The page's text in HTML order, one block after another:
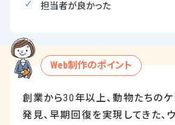
担当者が良かった
Web制作のポイント
創業から30 年以上、動物たちの
発見、早期回復を実現してきた、